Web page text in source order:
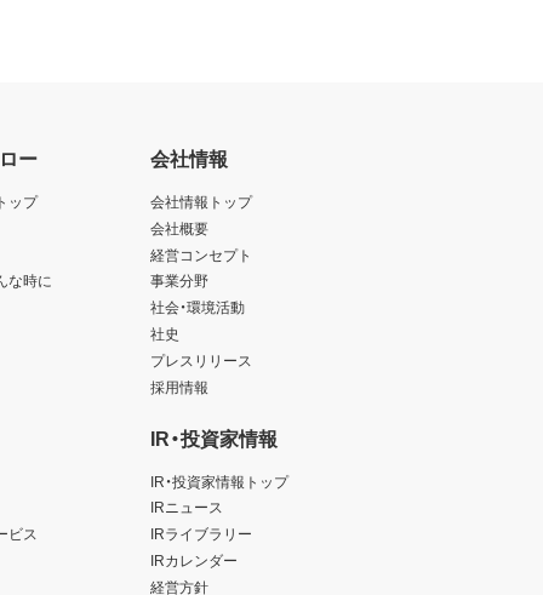
ー
ップ
な時に
ビス
会社情報
会社情報トップ
会社概要
経営コンセプト
事業分野
社会・環境活動
社史
プレスリリース
採用情報
IR・投資家情報
IR・投資家情報トップ
IRニュース
IRライブラリー
IRカレンダー
経営方針